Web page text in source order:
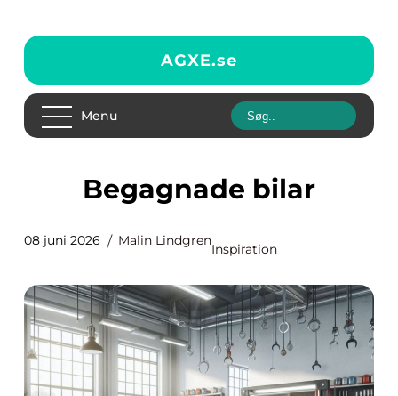
AGXE.se
Menu
Begagnade bilar
08 juni 2026 Malin Lindgren
Inspiration